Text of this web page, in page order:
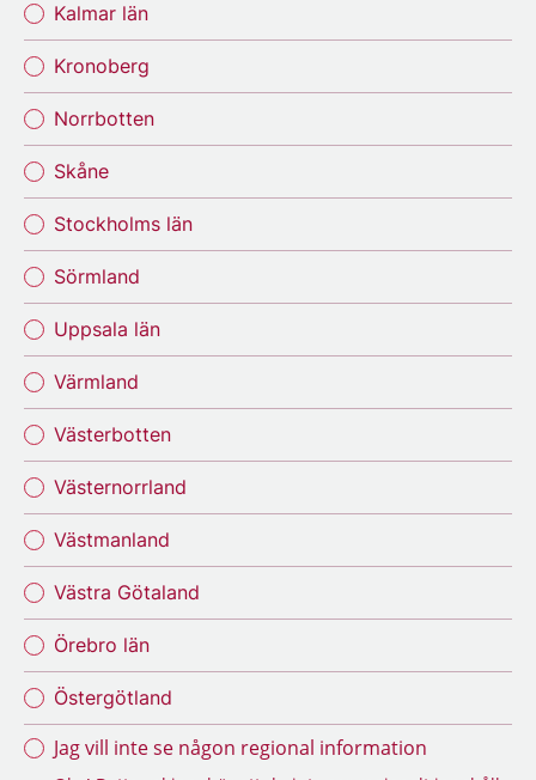
Kalmar län
Kronoberg
Norrbotten
Skåne
Stockholms län
Sörmland
Uppsala län
Värmland
Västerbotten
Västernorrland
Västmanland
Västra Götaland
Örebro län
Östergötland
Jag vill inte se någon regional information